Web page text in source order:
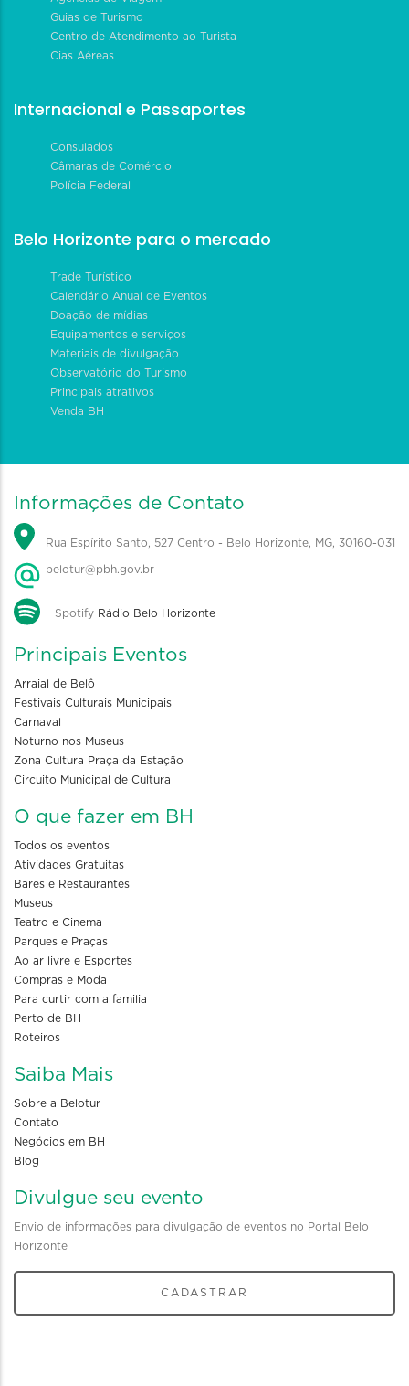
Guias de Turismo
Centro de Atendimento ao Turista
Cias Aéreas
Internacional e Passaportes
Consulados
Câmaras de Comércio
Polícia Federal
Belo Horizonte para o mercado
Trade Turístico
Calendário Anual de Eventos
Doação de mídias
Equipamentos e serviços
Materiais de divulgação
Observatório do Turismo
Principais atrativos
Venda BH
Informações de Contato
Rua Espírito Santo, 527 Centro - Belo Horizonte, MG, 30160-031
belotur@pbh.gov.br
Spotify Rádio Belo Horizonte
Principais Eventos
Arraial de Belô
Festivais Culturais Municipais
Carnaval
Noturno nos Museus
Zona Cultura Praça da Estação
Circuito Municipal de Cultura
O que fazer em BH
Todos os eventos
Atividades Gratuitas
Bares e Restaurantes
Museus
Teatro e Cinema
Parques e Praças
Ao ar livre e Esportes
Compras e Moda
Para curtir com a familia
Perto de BH
Roteiros
Saiba Mais
Sobre a Belotur
Contato
Negócios em BH
Blog
Divulgue seu evento
Envio de informações para divulgação de eventos no Portal Belo
Horizonte
CADASTRAR